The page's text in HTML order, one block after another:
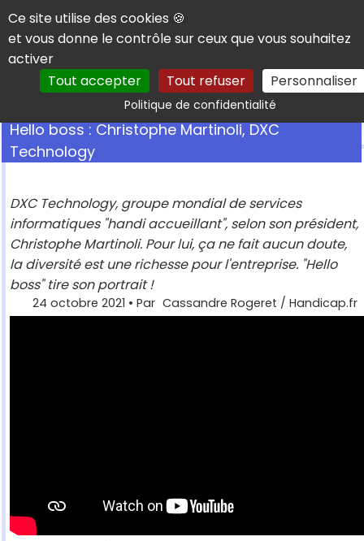
Panneau de gestion des cookies
Ce site utilise des cookies 🍪
et vous donne le contrôle sur ceux que vous souhaitez
activer
Tout accepter
Tout refuser Personnaliser
Politique de confidentialitéRechercher
Hello boss : Christophe Martinoli, DXC
Technology
DXC Technology, groupe mondial de services
informatiques "handi accueillant", selon son président,
Christophe Martinoli. Pour lui, ça ne fait aucun doute,
la diversité est une richesse pour l'entreprise. "Hello
boss" tire son portrait !
24 octobre 2021 • Par Cassandre Rogeret / Handicap.fr